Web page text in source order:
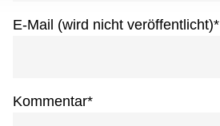
E-Mail (wird nicht veröffentlicht)*
Kommentar*